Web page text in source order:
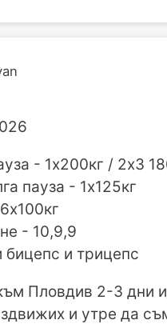
- 1х200кг / 2х3
пауза - 1х125кг
- 10,9,9
бицепс и трицепс
Пловдив 2-3 дни и
и утре да